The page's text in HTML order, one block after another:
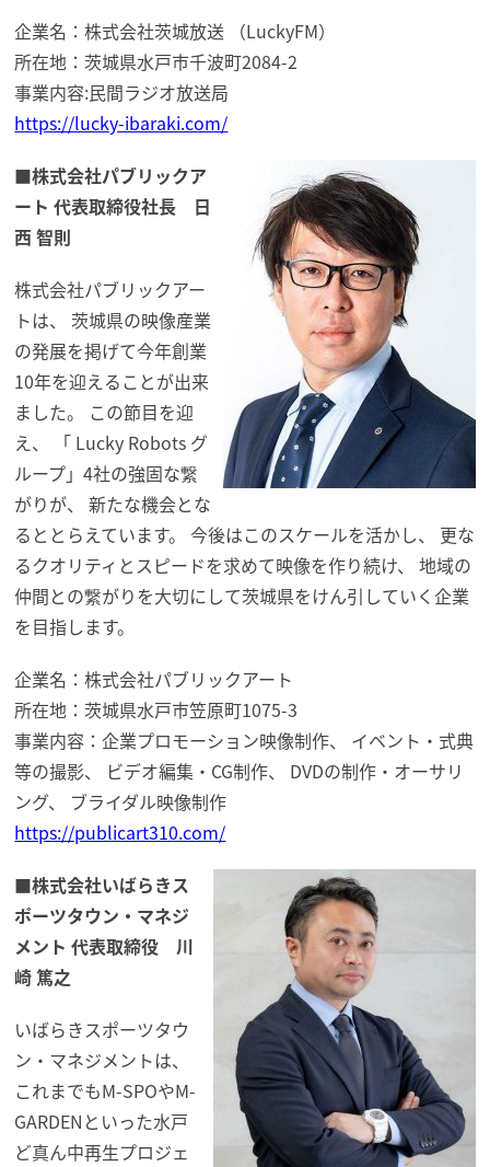
企業名：株式会社茨城放送 （LuckyFM）
所在地：茨城県水戸市千波町2084-2
事業内容:民間ラジオ放送局
https://lucky-ibaraki.com/
■株式会社パブリックア
ート 代表取締役社長 日
西 智則
株式会社パブリックアー
トは、 茨城県の映像産業
の発展を掲げて今年創業
10年を迎えることが出来
ました。 この節目を迎
え、 「 Lucky Robots グ
ループ」4社の強固な繋
がりが、 新たな機会とな
るととらえています。 今後はこのスケールを活かし、 更な
るクオリティとスピードを求めて映像を作り続け、 地域の
仲間との繋がりを大切にして茨城県をけん引していく企業
を目指します。
企業名：株式会社パブリックアート
所在地：茨城県水戸市笠原町1075-3
事業内容：企業プロモーション映像制作、 イベント・式典
等の撮影、 ビデオ編集・CG制作、 DVDの制作・オーサリ
ング、 ブライダル映像制作
https://publicart310.com/
■株式会社いばらきス
ポーツタウン・マネジ
メント 代表取締役 川
崎 篤之
いばらきスポーツタウ
ン・マネジメントは、
これまでもM-SPOやM-
GARDENといった水戸
ど真ん中再生プロジェ